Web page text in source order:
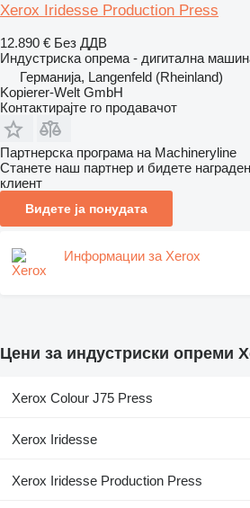
Xerox Iridesse Production Press
12.890 € Без ДДВ
Индустриска опрема - дигитална
Германија, Langenfeld (Rheinland)
Kopierer-Welt GmbH
Контактирајте го продавачот
Партнерска програма на Machineryline
Станете наш партнер и бидете
клиент
Видете ја понудата
Информации за Xerox
Цени за индустриски опреми
Xerox Colour J75 Press
Xerox Iridesse
Xerox Iridesse Production Press